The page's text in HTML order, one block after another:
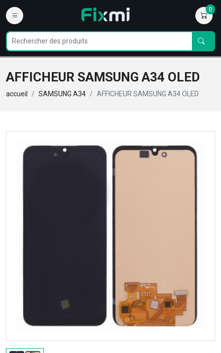
0
AFFICHEUR SAMSUNG A34 OLED
accueil SAMSUNG A34 AFFICHEUR SAMSUNG A34 OLED